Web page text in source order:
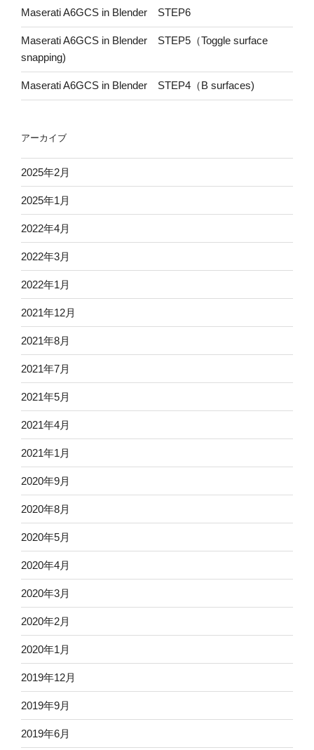
Maserati A6GCS in Blender STEP6
Maserati A6GCS in Blender STEP5（Toggle surface
snapping)
Maserati A6GCS in Blender STEP4（B surfaces)
アーカイブ
2025年2月
2025年1月
2022年4月
2022年3月
2022年1月
2021年12月
2021年8月
2021年7月
2021年5月
2021年4月
2021年1月
2020年9月
2020年8月
2020年5月
2020年4月
2020年3月
2020年2月
2020年1月
2019年12月
2019年9月
2019年6月